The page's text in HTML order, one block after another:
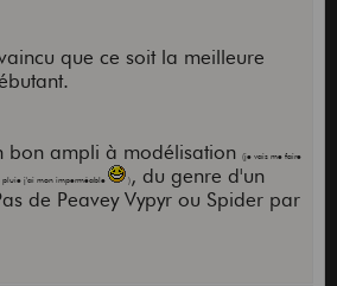
que ce soit la meilleure
bon ampli à modélisation (je vais me faire
pluie j'ai mon imperméable ), du genre d'un
de Peavey Vypyr ou Spider par